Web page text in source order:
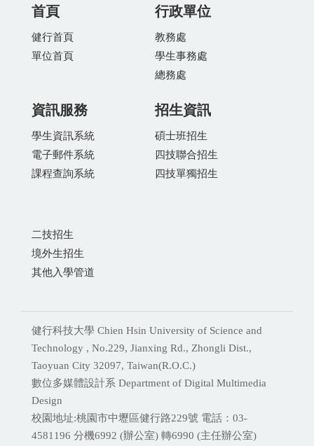
首頁
健行首頁
單位首頁
行政單位
教務處
學生事務處
總務處
資訊服務
學生資訊系統
電子郵件系統
課程查詢系統
招生資訊
碩士班招生
四技聯合招生
四技單獨招生
二技招生
境外生招生
其他入學管道
健行科技大學 Chien Hsin University of Science and
Technology , No.229, Jianxing Rd., Zhongli Dist.,
Taoyuan City 32097, Taiwan(R.O.C.)
數位多媒體設計系 Department of Digital Multimedia
Design
校園地址:桃園市中壢區健行路229號 電話：03-
4581196 分機6992 (辦公室) 轉6990 (主任辦公室)